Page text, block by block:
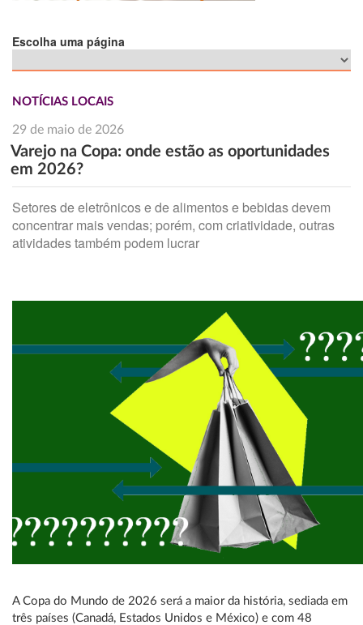
Escolha uma página
NOTÍCIAS LOCAIS
29 de maio de 2026
Varejo na Copa: onde estão as oportunidades
em 2026?
Setores de eletrônicos e de alimentos e bebidas devem
concentrar mais vendas; porém, com criatividade, outras
atividades também podem lucrar
A Copa do Mundo de 2026 será a maior da história, sediada em
três países (Canadá, Estados Unidos e México) e com 48